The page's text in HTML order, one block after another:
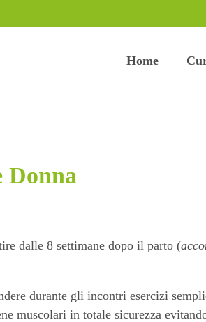
Home
Donna
dalle 8 settimane dopo il parto (
durante gli incontri esercizi
muscolari in totale sicurezza